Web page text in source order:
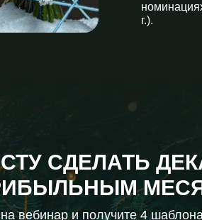
г.).
вебинар и получите 4
СДЕЛАТЬ